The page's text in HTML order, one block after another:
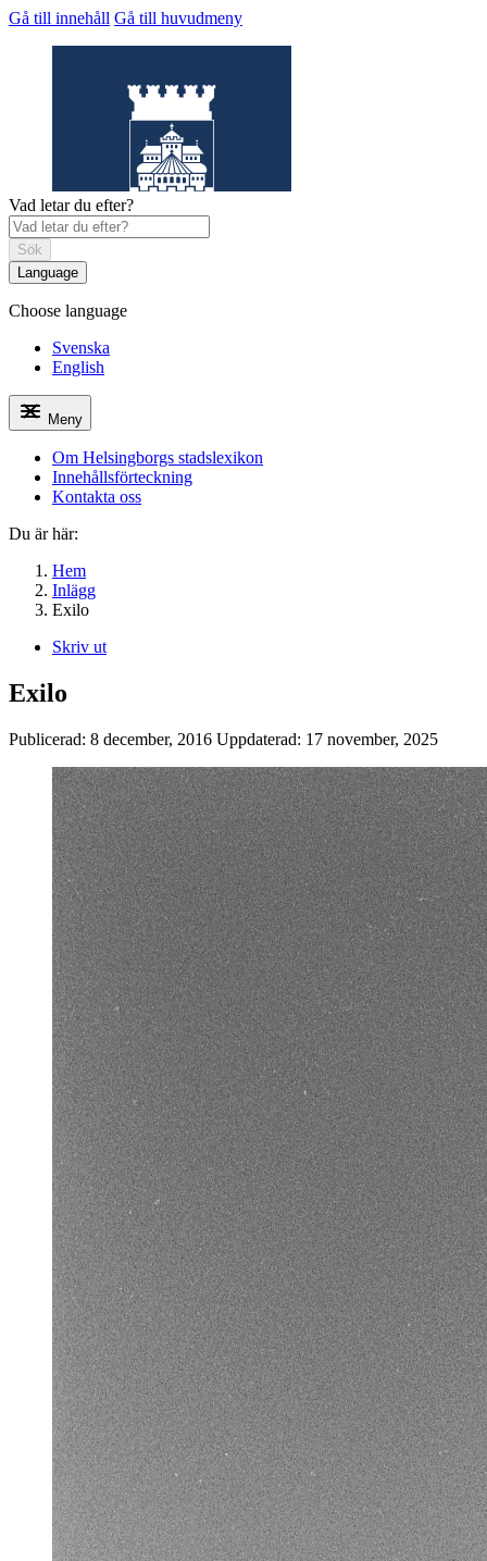
Gå till innehåll Gå till huvudmeny
Helsingborgs stadslexikon
Vad letar du efter?
Sök
Language
Choose language
Svenska
English
Meny
Om Helsingborgs stadslexikon
Innehållsförteckning
Kontakta oss
Du är här:
Hem
Inlägg
Exilo
Skriv ut
Exilo
Publicerad: 8 december, 2016 Uppdaterad: 17 november, 2025